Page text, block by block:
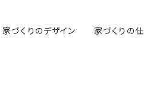
家づくりのデザイン 家づくりの